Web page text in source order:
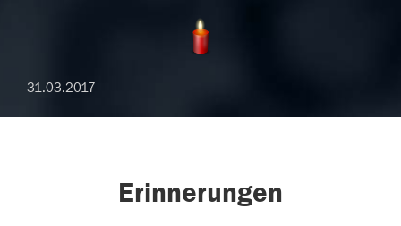
31.03.2017
Erinnerungen